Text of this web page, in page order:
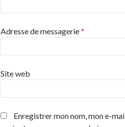
Adresse de messagerie*
Site web
Enregistrer mon nom, mon e-